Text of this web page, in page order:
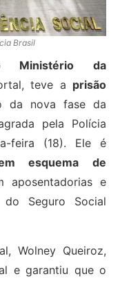
Brasil
Ministério da
teve a prisão
da nova fase da
pela Polícia
feira (18). Ele é
esquema de
aposentadorias e
Seguro Social
Wolney Queiroz,
e garantiu que o